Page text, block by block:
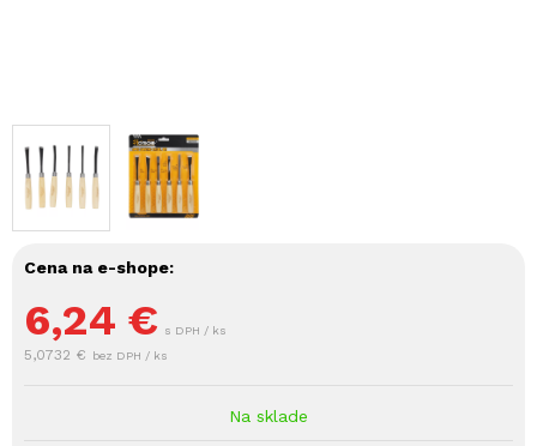
Cena na e-shope:
6,24 € s DPH / ks
5,0732 € bez DPH / ks
Na sklade